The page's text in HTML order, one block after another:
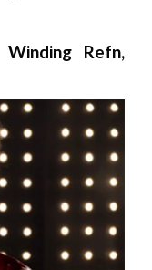
Refn,